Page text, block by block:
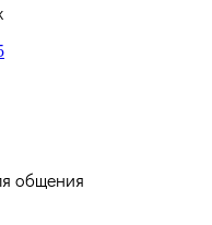
общения